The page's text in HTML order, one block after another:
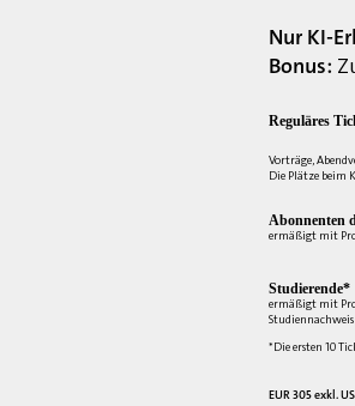
Nur KI-
Bonus:
Reguläres
Vorträge,
Die Plätze beim
Abonnenten
ermäßigt mit
Studierende*
ermäßigt mit
*Die ersten 10
EUR 305 exkl.